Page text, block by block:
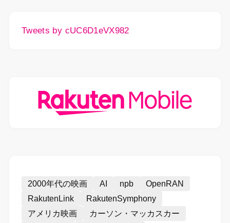
Tweets by cUC6D1eVX982
2000年代の映画 AI npb
OpenRAN
RakutenLink
RakutenSymphony
アメリカ映画
カーソン・マッカスカー